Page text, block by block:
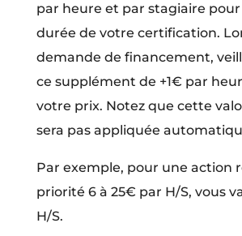
par heure et par stagiaire
durée de votre certification.
demande de financement,
ce supplément de +1€ par
votre prix. Notez que cette
sera pas appliquée
Par exemple, pour une action
priorité 6 à 25€ par H/S, vous
H/S.